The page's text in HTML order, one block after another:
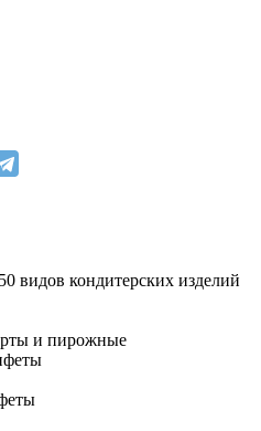
видов кондитерских изделий
и пирожные